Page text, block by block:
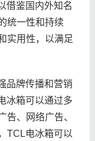
借鉴国内外知名
统一性和持续
实用性，以满足
牌传播和营销
冰箱可以通过多
告、网络广告、
TCL电冰箱可以